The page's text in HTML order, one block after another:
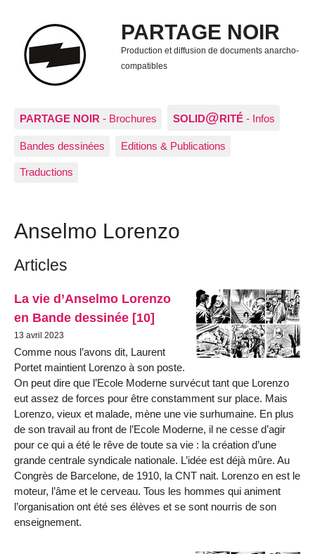
PARTAGE NOIR
Production et diffusion de documents anarcho-
compatibles
PARTAGE NOIR - Brochures SOLID@RITÉ - Infos
Bandes dessinées Editions & Publications
Traductions
Anselmo Lorenzo
Articles
La vie d’Anselmo Lorenzo
en Bande dessinée [10]
13 avril 2023
Comme nous l’avons dit, Laurent
Portet maintient Lorenzo à son poste.
On peut dire que l’Ecole Moderne survécut tant que Lorenzo
eut assez de forces pour être constamment sur place. Mais
Lorenzo, vieux et malade, mène une vie surhumaine. En plus
de son travail au front de l’Ecole Moderne, il ne cesse d’agir
pour ce qui a été le rêve de toute sa vie : la création d’une
grande centrale syndicale nationale. L’idée est déjà mûre. Au
Congrès de Barcelone, de 1910, la CNT nait. Lorenzo en est le
moteur, l’âme et le cerveau. Tous les hommes qui animent
l’organisation ont été ses élèves et se sont nourris de son
enseignement.